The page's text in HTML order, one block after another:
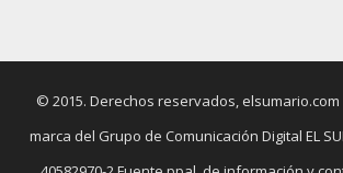
© 2015. Derechos reservados,
marca del Grupo de Comunicación Digital EL